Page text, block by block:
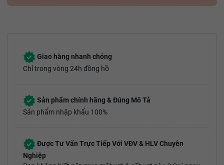
Giao hàng nhanh chóng
Chỉ trong vòng 24h đồng hồ
Sản phẩm chính hãng & Đúng Mô Tả
Sản phẩm nhập khẩu 100%
Được Tư Vấn Trực Tiếp Với VĐV & HLV Chuyên
Nghiệp